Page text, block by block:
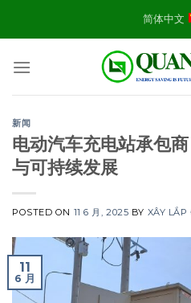
简体中文
新闻
电动汽车充电站承
与可持续发展
POSTED ON 11 6 月, 2025 BY XÂY
11
6 月